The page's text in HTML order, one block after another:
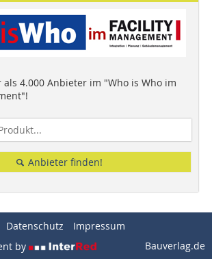
als 4.000 Anbieter im "Who is Who im
Anbieter finden!
Datenschutz
Impressum
by
Bauverlag.de